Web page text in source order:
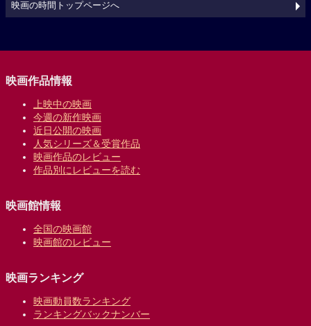
映画の時間トップページへ
映画作品情報
上映中の映画
今週の新作映画
近日公開の映画
人気シリーズ＆受賞作品
映画作品のレビュー
作品別にレビューを読む
映画館情報
全国の映画館
映画館のレビュー
映画ランキング
映画動員数ランキング
ランキングバックナンバー